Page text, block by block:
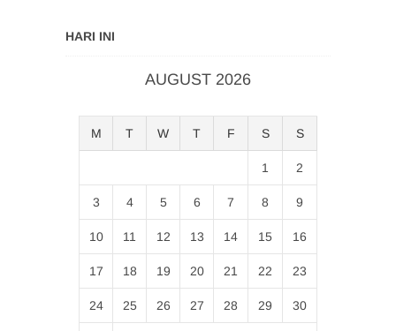
HARI INI
AUGUST 2026
M T W T F S S
1 2
3 4 5 6 7 8 9
10 11 12 13 14 15 16
17 18 19 20 21 22 23
24 25 26 27 28 29 30